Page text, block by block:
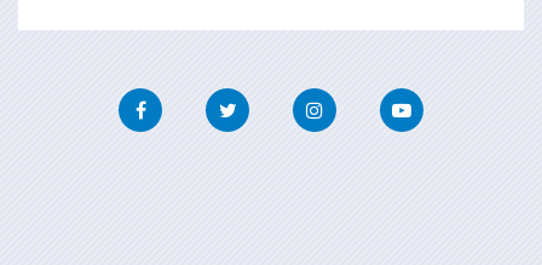
FacebookTwitter InstagramYoutube